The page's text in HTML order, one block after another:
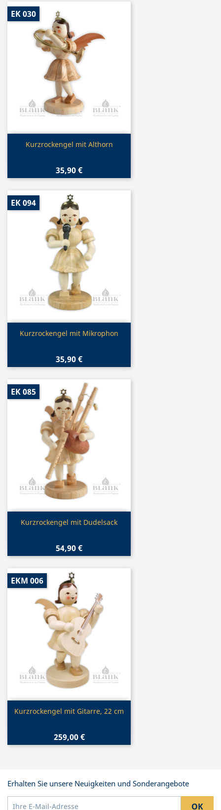
Vorschau
Kurzrockengel mit Althorn
35,90 €
EK 030
Vorschau
Kurzrockengel mit Mikrophon
35,90 €
EK 094
Vorschau
Kurzrockengel mit Dudelsack
54,90 €
EK 085
Vorschau
Kurzrockengel mit Gitarre, 22 cm
259,00 €
EKM 006
Erhalten Sie unsere Neuigkeiten und Sonderangebote